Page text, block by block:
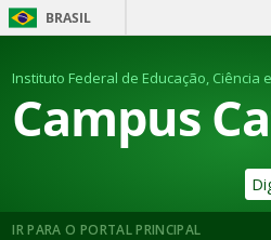
BRASIL
Instituto Federal de Educação, Ciência
Campus
IR PARA O PORTAL PRINCIPAL